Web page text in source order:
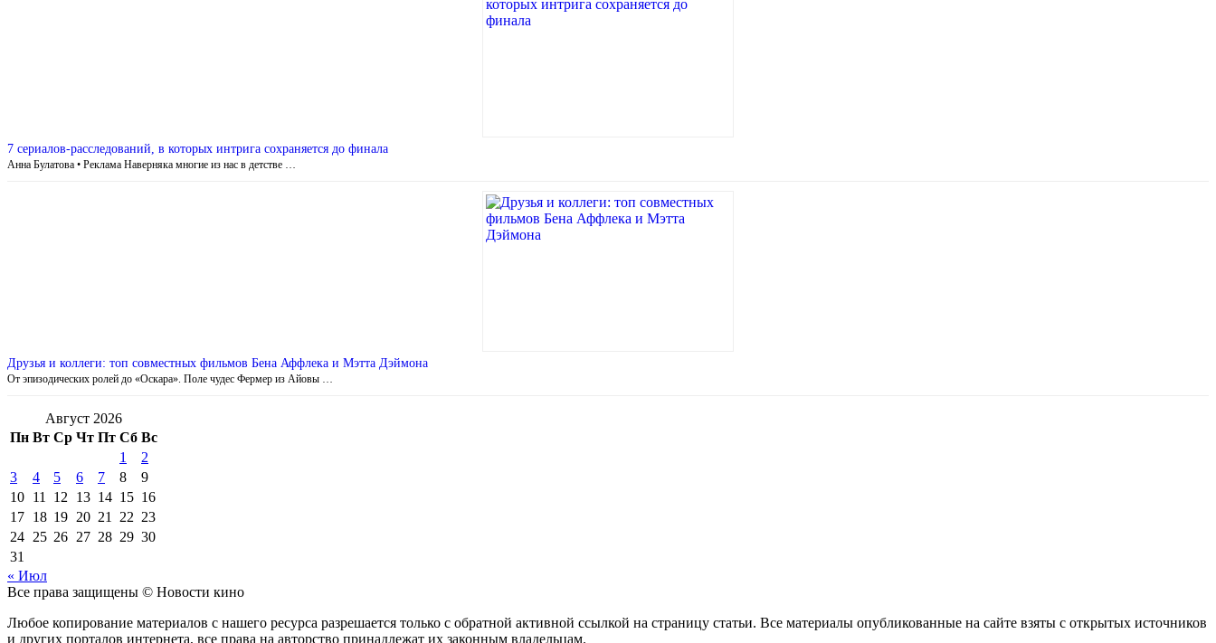
7 сериалов-расследований, в которых интрига сохраняется до финала
Анна Булатова • Реклама Наверняка многие из нас в детстве …
Друзья и коллеги: топ совместных фильмов Бена Аффлека и Мэтта Дэймона
От эпизодических ролей до «Оскара». Поле чудес Фермер из Айовы …
Август 2026
Пн Вт Ср Чт Пт Сб Вс
1
2
3
4 5 6 7 8
9
10 11 12 13 14 15 16
17 18 19 20 21 22 23
24 25 26 27 28 29 30
31
« Июл
Все права защищены © Новости кино
Любое копирование материалов с нашего ресурса разрешается только с обратной активной ссылкой на страницу статьи. Все материалы опубликованные на сайте взяты с открытых источников
и других порталов интернета, все права на авторство принадлежат их законным владельцам.